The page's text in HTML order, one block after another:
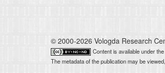
© 2000-2026 Vologda Research
Content is available under the
The metadata of the publication may be